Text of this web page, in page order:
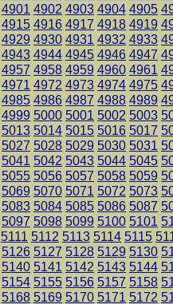
4901 4902 4903 4904 4905
4915 4916 4917 4918 4919
4929 4930 4931 4932 4933
4943 4944 4945 4946 4947
4957 4958 4959 4960 4961
4971 4972 4973 4974 4975
4985 4986 4987 4988 4989
4999 5000 5001 5002 5003
5013 5014 5015 5016 5017
5027 5028 5029 5030 5031
5041 5042 5043 5044 5045
5055 5056 5057 5058 5059
5069 5070 5071 5072 5073
5083 5084 5085 5086 5087
5097 5098 5099 5100 5101
5111 5112 5113 5114 5115
5126 5127 5128 5129 5130
5140 5141 5142 5143 5144
5154 5155 5156 5157 5158
5168 5169 5170 5171 5172